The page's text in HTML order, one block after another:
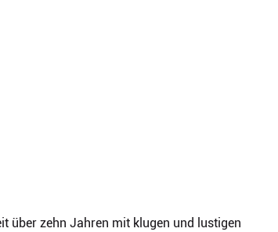
über zehn Jahren mit klugen und lustigen